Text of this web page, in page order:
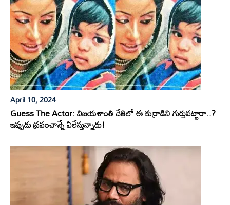
April 10, 2024
Guess The Actor: విజయశాంతి చేతిలో ఈ కుర్రాడిని గుర్తుపట్టారా..?
ఇప్పుడు ప్రపంచాన్నే ఏలేస్తున్నాడు!